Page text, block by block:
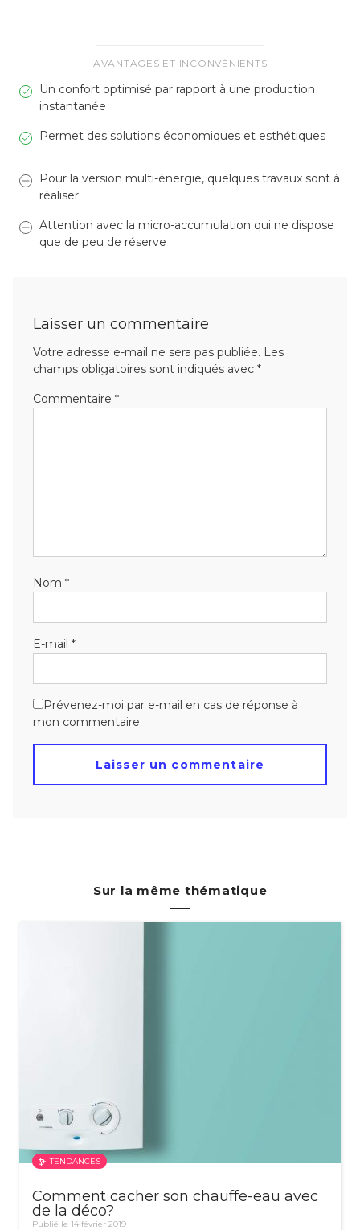
AVANTAGES ET INCONVÉNIENTS
Un confort optimisé par rapport à une production
instantanée
Permet des solutions économiques et esthétiques
Pour la version multi-énergie, quelques travaux sont à
réaliser
Attention avec la micro-accumulation qui ne dispose
que de peu de réserve
Laisser un commentaire
Votre adresse e-mail ne sera pas publiée. Les
champs obligatoires sont indiqués avec *
Commentaire *
Nom *
E-mail *
Prévenez-moi par e-mail en cas de réponse à
mon commentaire.
Sur la même thématique
TENDANCES
Comment cacher son chauffe-eau avec
de la déco?
Publié le 14 février 2019